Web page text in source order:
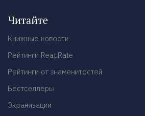
Читайте
Книжные новости
Рейтинги ReadRate
Рейтинги от знаменитостей
Бестселлеры
Экранизации